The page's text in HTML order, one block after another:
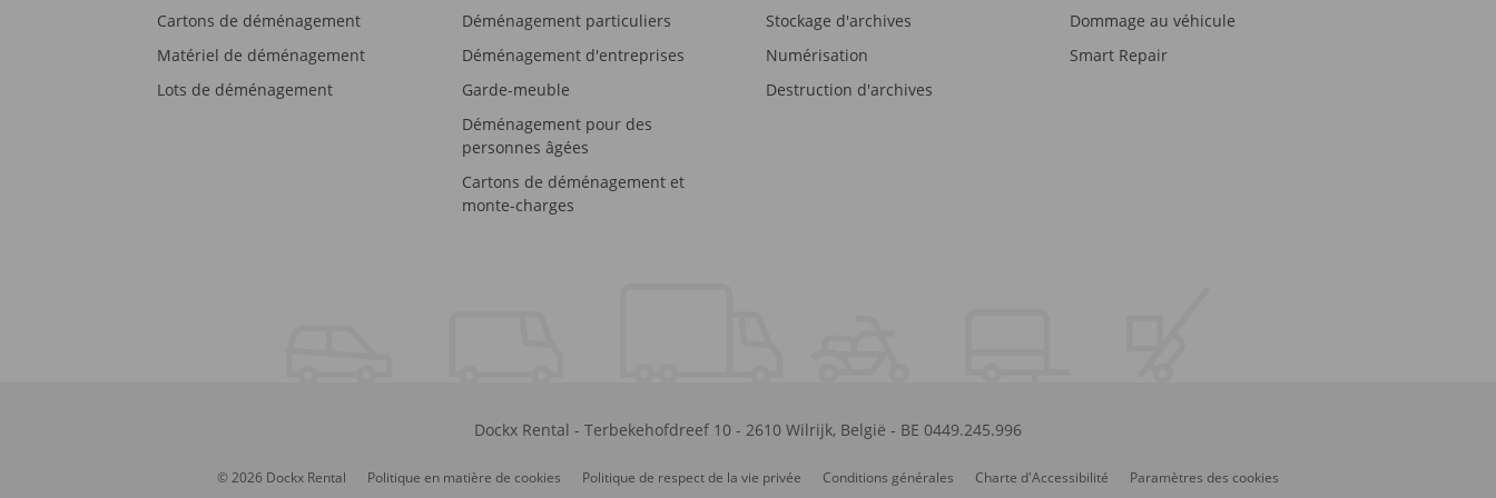
Cartons de déménagement
Matériel de déménagement
Lots de déménagement
Déménagement particuliers
Déménagement d'entreprises
Garde-meuble
Déménagement pour des
personnes âgées
Cartons de déménagement et
monte-charges
Stockage d'archives
Numérisation
Destruction d'archives
Dommage au véhicule
Smart Repair
Dockx Rental - Terbekehofdreef 10- 2610 Wilrijk, België - BE 0449.245.996
© 2026 Dockx Rental Politique en matière de cookies Politique de respect de la vie privée Conditions générales Charte d'Accessibilité Paramètres des cookies